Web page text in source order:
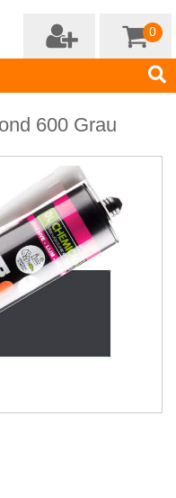
0
600 Grau